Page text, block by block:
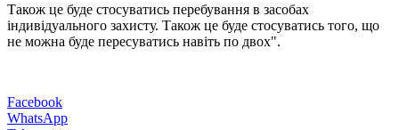
Також це буде стосуватись перебування в засобах
індивідуального захисту. Також це буде стосуватись того, що
не можна буде пересуватись навіть по двох".
Facebook
WhatsApp